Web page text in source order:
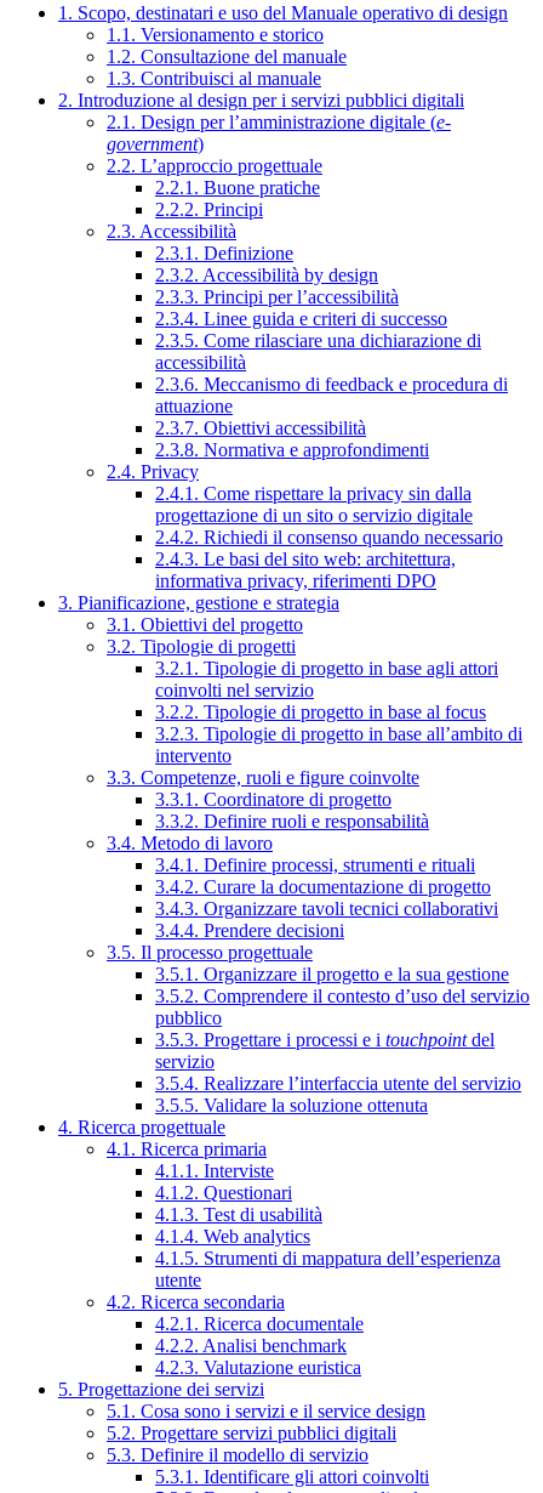
1. Scopo, destinatari e uso del Manuale operativo di design
1.1. Versionamento e storico
1.2. Consultazione del manuale
1.3. Contribuisci al manuale
2. Introduzione al design per i servizi pubblici digitali
2.1. Design per l’amministrazione digitale (e-
government)
2.2. L’approccio progettuale
2.2.1. Buone pratiche
2.2.2. Principi
2.3. Accessibilità
2.3.1. Definizione
2.3.2. Accessibilità by design
2.3.3. Principi per l’accessibilità
2.3.4. Linee guida e criteri di successo
2.3.5. Come rilasciare una dichiarazione di
accessibilità
2.3.6. Meccanismo di feedback e procedura di
attuazione
2.3.7. Obiettivi accessibilità
2.3.8. Normativa e approfondimenti
2.4. Privacy
2.4.1. Come rispettare la privacy sin dalla
progettazione di un sito o servizio digitale
2.4.2. Richiedi il consenso quando necessario
2.4.3. Le basi del sito web: architettura,
informativa privacy, riferimenti DPO
3. Pianificazione, gestione e strategia
3.1. Obiettivi del progetto
3.2. Tipologie di progetti
3.2.1. Tipologie di progetto in base agli attori
coinvolti nel servizio
3.2.2. Tipologie di progetto in base al focus
3.2.3. Tipologie di progetto in base all’ambito di
intervento
3.3. Competenze, ruoli e figure coinvolte
3.3.1. Coordinatore di progetto
3.3.2. Definire ruoli e responsabilità
3.4. Metodo di lavoro
3.4.1. Definire processi, strumenti e rituali
3.4.2. Curare la documentazione di progetto
3.4.3. Organizzare tavoli tecnici collaborativi
3.4.4. Prendere decisioni
3.5. Il processo progettuale
3.5.1. Organizzare il progetto e la sua gestione
3.5.2. Comprendere il contesto d’uso del servizio
pubblico
3.5.3. Progettare i processi e i touchpointdel
servizio
3.5.4. Realizzare l’interfaccia utente del servizio
3.5.5. Validare la soluzione ottenuta
4. Ricerca progettuale
4.1. Ricerca primaria
4.1.1. Interviste
4.1.2. Questionari
4.1.3. Test di usabilità
4.1.4. Web analytics
4.1.5. Strumenti di mappatura dell’esperienza
utente
4.2. Ricerca secondaria
4.2.1. Ricerca documentale
4.2.2. Analisi benchmark
4.2.3. Valutazione euristica
5. Progettazione dei servizi
5.1. Cosa sono i servizi e il service design
5.2. Progettare servizi pubblici digitali
5.3. Definire il modello di servizio
5.3.1. Identificare gli attori coinvolti